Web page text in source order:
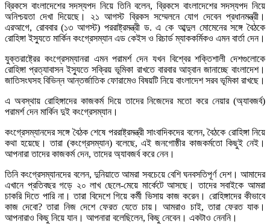
ব্রিকসে বাংলাদেশের সদস্যপদ নিয়ে তিনি বলেন, ব্রিকসে বাংলাদেশের সদস্যপদ নিয়ে
অনিশ্চয়তা দেখা দিয়েছে। ২১ আগস্ট ব্রিকস সম্মেলনে যোগ দেবেন প্রধানমন্ত্রী।
এরআগে, রোববার (১৩ আগস্ট) পররাষ্ট্রমন্ত্রী ড. এ কে আব্দুল মোমেনের সঙ্গে বৈঠকে
রোহিঙ্গা ইস্যুতে মার্কিন কংগ্রেসম্যান এড কেইস ও রিচার্ড ম্যাককর্মিকও এমন বার্তা দেন।
যুক্তরাষ্ট্রের কংগ্রেসম্যানরা এমন পরামর্শ দেন যখন বিশ্বের শক্তিশালী দেশগুলোকে
রোহিঙ্গা প্রত্যাবাসন ইস্যুতে সক্রিয় ভূমিকা রাখতে বারবার আহ্বান জানাচ্ছে বাংলাদেশ।
জাতিসংঘসহ বিভিন্ন আন্তর্জাতিক ফোরামেও বিষয়টি নিয়ে বাংলাদেশ সরব ভূমিকা রাখছে।
এ অবস্থায় রোহিঙ্গাদের কাজকর্ম দিয়ে তাদের নিজেদের মতো করে নেয়ার (অ্যাবজর্ব)
পরামর্শ দেন মার্কিন দুই কংগ্রেসম্যান।
কংগ্রেসম্যানদের সঙ্গে বৈঠক শেষে পররাষ্ট্রমন্ত্রী সাংবাদিকদের বলেন, বৈঠকে রোহিঙ্গা নিয়ে
কথা হয়েছে। তারা (কংগ্রেসম্যান) বলেছে, এই জনগোষ্ঠীর কাজকর্মতো কিছুই নেই।
আপনারা তাদের কাজকর্ম দেন, তাদের অ্যাবজর্ব করে নেন।
তিনি কংগ্রেসম্যানদের বলেন, দুনিয়াতে আমরা সবচেয়ে বেশি ঘনবসতিপূর্ণ দেশ। আমাদের
এখানে প্রতিবছর গড়ে ২০ লাখ ছেলে-মেয়ে মার্কেটে আসছে। তাদের সবাইকে আমরা
চাকরি দিতে পারি না। তারা বিদেশে গিয়ে কর্মী ভিসায় কাজ করেন। রোহিঙ্গাদের কীভাবে
কাজ দেবো? তারা নিজ দেশে ফেরত যেতে চায়। আমরাও চাই, তারা ফেরত যাক।
আপনারাও কিছু নিয়ে যান। আপনারা বলেছিলেন, কিছু নেবেন। একটাও নেননি।